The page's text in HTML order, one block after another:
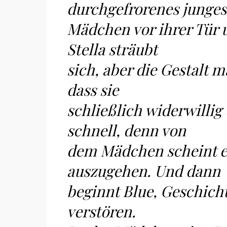
durchgefrorenes junges
Mädchen vor ihrer Tür
Stella sträubt
sich, aber die Gestalt
dass sie
schließlich widerwillig
schnell, denn von
dem Mädchen scheint
auszugehen. Und dann
beginnt Blue,
verstören.